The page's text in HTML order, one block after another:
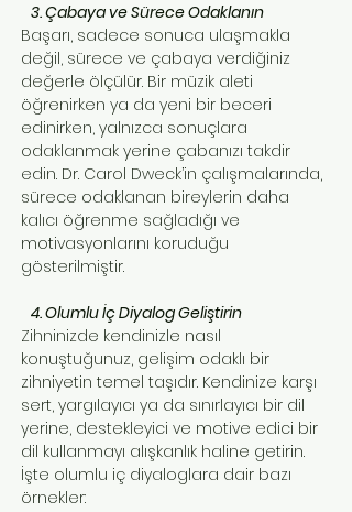
3. Çabaya ve Sürece Odaklanın
Başarı, sadece sonuca ulaşmakla
değil, sürece ve çabaya verdiğiniz
değerle ölçülür. Bir müzik aleti
öğrenirken ya da yeni bir beceri
edinirken, yalnızca sonuçlara
odaklanmak yerine çabanızı takdir
edin. Dr. Carol Dweck’in çalışmalarında,
sürece odaklanan bireylerin daha
kalıcı öğrenme sağladığı ve
motivasyonlarını koruduğu
gösterilmiştir.
4. Olumlu İç Diyalog Geliştirin
Zihninizde kendinizle nasıl
konuştuğunuz, gelişim odaklı bir
zihniyetin temel taşıdır. Kendinize karşı
sert, yargılayıcı ya da sınırlayıcı bir dil
yerine, destekleyici ve motive edici bir
dil kullanmayı alışkanlık haline getirin.
İşte olumlu iç diyaloglara dair bazı
örnekler: